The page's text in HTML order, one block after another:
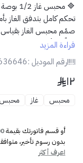
🔷 محبس غاز 1/2 بوصة – أمان وتحكم بجودة عالية
تحكم كامل بتدفق الغاز
فائقًا في أنظمة الغاز، مع
للمطابخ المنزلية،
✅ المميزات:
الاستخدام الطويل
🧰قياس عالمي 1/2 بوصة
الغاز.
🛡️صمام محكم الغلق
قراءة المزيد
رقم الموديل :
١٢
محبس غاز محبس
أو قسم فاتورتك بقيمة
بدون رسوم تأخير،
اعرف أكثر